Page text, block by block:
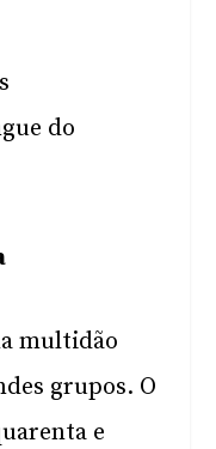
do
multidão
grupos. O
e